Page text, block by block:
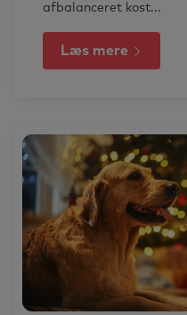
afbalanceret kost...
Læs mere